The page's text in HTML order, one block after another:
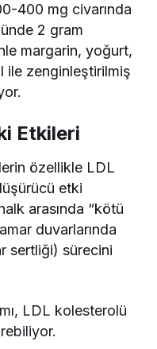
400 mg civarında
2 gram
margarin, yoğurt,
ile zenginleştirilmiş
Etkileri
özellikle LDL
etki
arasında “kötü
duvarlarında
sertliği) sürecini
LDL kolesterolü